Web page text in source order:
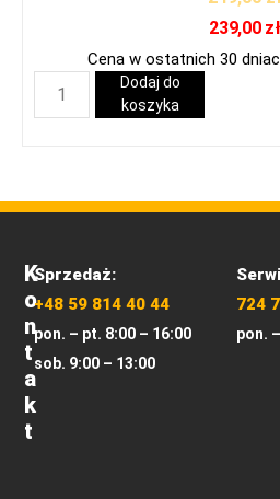
239,00 zł
Cena w ostatnich 30
Dodaj do
koszyka
K
O
N
T
A
K
T
Sprzedaż:
+48 59 814 40 44
pon. – pt. 8:00 – 16:00
sob. 9:00 – 13:00
724
pon.